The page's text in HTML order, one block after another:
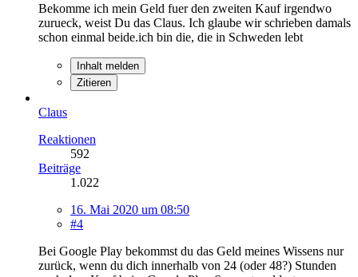
Bekomme ich mein Geld fuer den zweiten Kauf irgendwo
zurueck, weist Du das Claus. Ich glaube wir schrieben damals
schon einmal beide.ich bin die, die in Schweden lebt
Inhalt melden
Zitieren
Claus
Reaktionen
592
Beiträge
1.022
16. Mai 2020 um 08:50
#4
Bei Google Play bekommst du das Geld meines Wissens nur
zurück, wenn du dich innerhalb von 24 (oder 48?) Stunden